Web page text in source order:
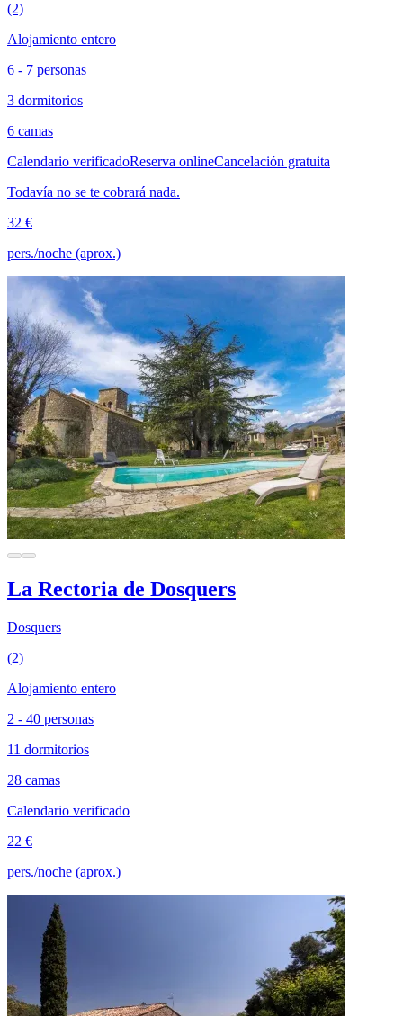
(2)
Alojamiento entero
6 - 7 personas
3 dormitorios
6 camas
Calendario verificadoReserva onlineCancelación gratuita
Todavía no se te cobrará nada.
32 €
pers./noche (aprox.)
La Rectoria de Dosquers
Dosquers
(2)
Alojamiento entero
2 - 40 personas
11 dormitorios
28 camas
Calendario verificado
22 €
pers./noche (aprox.)